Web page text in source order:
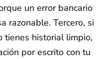
un error bancario
razonable. Tercero, si
tienes historial limpio,
por escrito con tu